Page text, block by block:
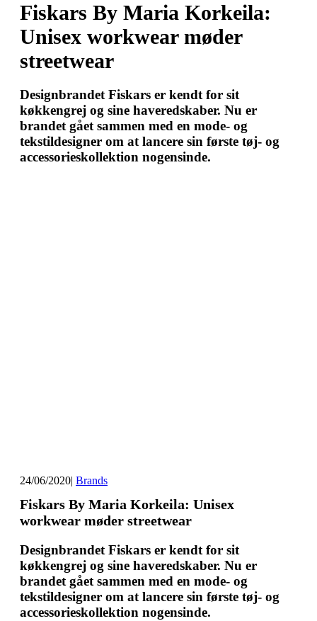
Fiskars By Maria Korkeila:
Unisex workwear møder
streetwear
Designbrandet Fiskars er kendt for sit
køkkengrej og sine haveredskaber. Nu er
brandet gået sammen med en mode- og
tekstildesigner om at lancere sin første tøj- og
accessorieskollektion nogensinde.
24/06/2020| Brands
Fiskars By Maria Korkeila: Unisex
workwear møder streetwear
Designbrandet Fiskars er kendt for sit
køkkengrej og sine haveredskaber. Nu er
brandet gået sammen med en mode- og
tekstildesigner om at lancere sin første tøj- og
accessorieskollektion nogensinde.